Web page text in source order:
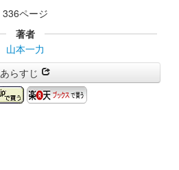
336ページ
著者
山本一力
あらすじ